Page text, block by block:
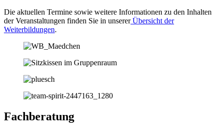
Die aktuellen Termine sowie weitere Informationen zu den Inhalten
der Veranstaltungen finden Sie in unsererÜbersicht der
Weiterbildungen.
Fachberatung